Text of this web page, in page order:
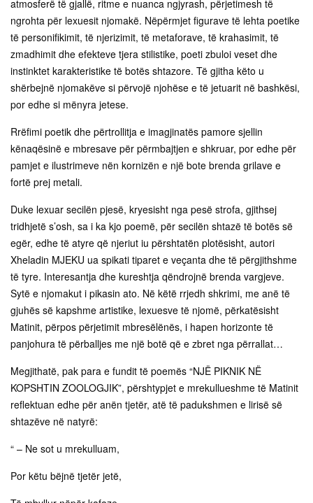
atmosferë të gjallë, ritme e nuanca ngjyrash, përjetimesh të
ngrohta për lexuesit njomakë. Nëpërmjet figurave të lehta poetike
të personifikimit, të njerizimit, të metaforave, të krahasimit, të
zmadhimit dhe efekteve tjera stilistike, poeti zbuloi veset dhe
instinktet karakteristike të botës shtazore. Të gjitha këto u
shërbejnë njomakëve si përvojë njohëse e të jetuarit në bashkësi,
por edhe si mënyra jetese.
Rrëfimi poetik dhe përtrollitja e imagjinatës pamore sjellin
kënaqësinë e mbresave për përmbajtjen e shkruar, por edhe për
pamjet e ilustrimeve nën kornizën e një bote brenda grilave e
fortë prej metali.
Duke lexuar secilën pjesë, kryesisht nga pesë strofa, gjithsej
tridhjetë s’osh, sa i ka kjo poemë, për secilën shtazë të botës së
egër, edhe të atyre që njeriut iu përshtatën plotësisht, autori
Xheladin MJEKU ua spikati tiparet e veçanta dhe të përgjithshme
të tyre. Interesantja dhe kureshtja qëndrojnë brenda vargjeve.
Sytë e njomakut i pikasin ato. Në këtë rrjedh shkrimi, me anë të
gjuhës së kapshme artistike, lexuesve të njomë, përkatësisht
Matinit, përpos përjetimit mbresëlënës, i hapen horizonte të
panjohura të përballjes me një botë që e zbret nga përrallat…
Megjithatë, pak para e fundit të poemës “NJË PIKNIK NË
KOPSHTIN ZOOLOGJIK”, përshtypjet e mrekullueshme të Matinit
reflektuan edhe për anën tjetër, atë të padukshmen e lirisë së
shtazëve në natyrë:
“ – Ne sot u mrekulluam,
Por këtu bëjnë tjetër jetë,